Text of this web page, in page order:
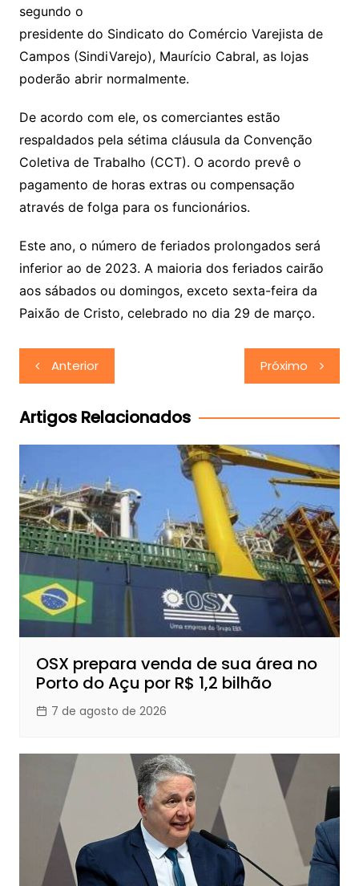
segundo o
presidente do Sindicato do Comércio Varejista de
Campos (SindiVarejo), Maurício Cabral, as lojas
poderão abrir normalmente.
De acordo com ele, os comerciantes estão
respaldados pela sétima cláusula da Convenção
Coletiva de Trabalho (CCT). O acordo prevê o
pagamento de horas extras ou compensação
através de folga para os funcionários.
Este ano, o número de feriados prolongados será
inferior ao de 2023. A maioria dos feriados cairão
aos sábados ou domingos, exceto sexta-feira da
Paixão de Cristo, celebrado no dia 29 de março.
Navegação
de
Post
Anterior Próximo
Artigos Relacionados
OSX prepara venda de sua área no
Porto do Açu por R$ 1,2 bilhão
7 de agosto de 2026